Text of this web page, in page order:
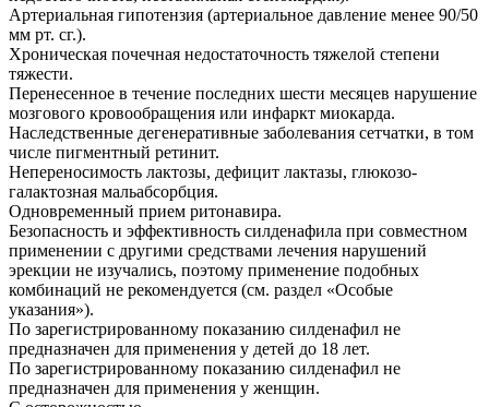
Артериальная гипотензия (артериальное давление менее 90/50
мм рт. сг.).
Хроническая почечная недостаточность тяжелой степени
тяжести.
Перенесенное в течение последних шести месяцев нарушение
мозгового кровообращения или инфаркт миокарда.
Наследственные дегенеративные заболевания сетчатки, в том
числе пигментный ретинит.
Непереносимость лактозы, дефицит лактазы, глюкозо-
галактозная мальабсорбция.
Одновременный прием ритонавира.
Безопасность и эффективность силденафила при совместном
применении с другими средствами лечения нарушений
эрекции не изучались, поэтому применение подобных
комбинаций не рекомендуется (см. раздел «Особые
указания»).
По зарегистрированному показанию силденафил не
предназначен для применения у детей до 18 лет.
По зарегистрированному показанию силденафил не
предназначен для применения у женщин.